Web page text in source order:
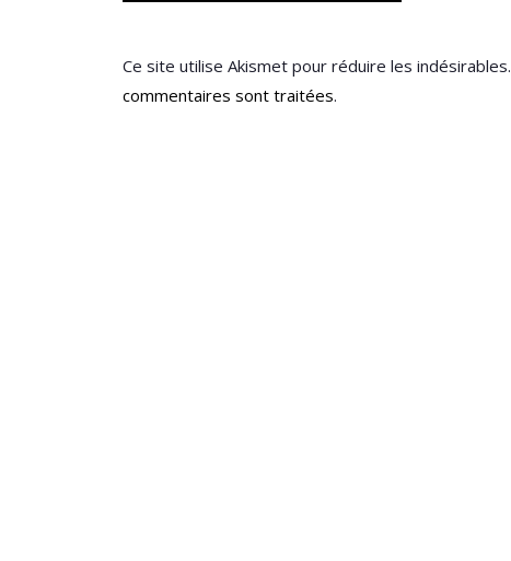
Ce site utilise Akismet pour réduire les indésirables.
commentaires sont traitées.